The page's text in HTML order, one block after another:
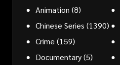
Animation (8)
Chinese Series (1390)
Crime (159)
Documentary(5)